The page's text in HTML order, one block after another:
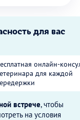
для вас
онлайн-
для каждой
встрече, чтобы
на условия